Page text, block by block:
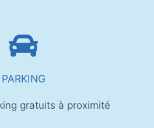
PARKING
gratuits à proximité